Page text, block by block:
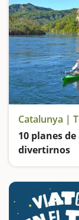
Catalunya |
10 planes
divertirnos